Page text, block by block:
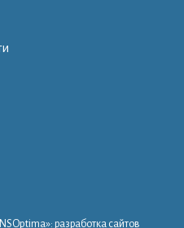
разработка сайтов